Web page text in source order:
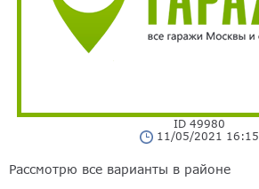
ID 49980
11/05/2021 16:15
Рассмотрю все варианты в районе